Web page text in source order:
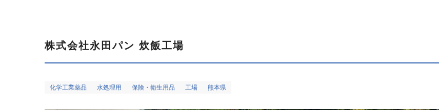
株式会社永田パン 炊飯工場
化学工業薬品 水処理用 保険・衛生用品 工場 熊本県
個人情報保護